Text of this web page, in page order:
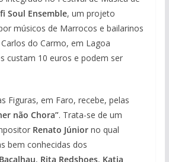
Soul Ensemble, um projeto
músicos de Marrocos e bailarinos
do Carmo, em Lagoa
custam 10 euros e podem ser
Figuras, em Faro, recebe, pelas
não Chora”. Trata-se de um
Renato Júniorno qual
bem conhecidas dos
, Rita Redshoes, Katia